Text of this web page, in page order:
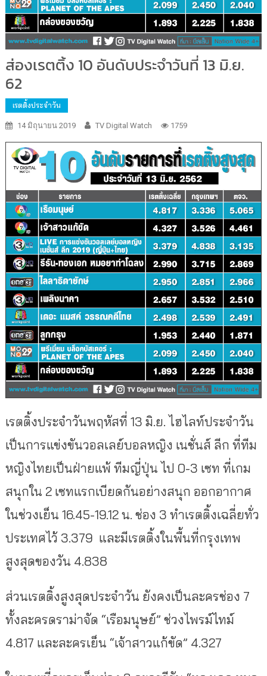
ส่องเรตติ้ง 10 อันดับประจำวันที่ 13 มิ.ย.
62
เรตติ้งประจำวัน
14 มิถุนายน 2019 TV Digital Watch 1759
เรตติ้งประจำวันพฤหัสที่ 13 มิ.ย. ไฮไลท์ประจำวัน
เป็นการแข่งขันวอลเลย์บอลหญิง เนชั่นส์ ลีก ที่ทีม
หญิงไทยเป็นฝ่ายแพ้ ทีมญี่ปุ่น ไป 0-3 เซท ที่เกม
สนุกใน 2 เซทแรกเบียดกันอย่างสนุก ออกอากาศ
ในช่วงเย็น 16.45-19.12 น. ช่อง 3 ทำเรตติ้งเฉลี่ยทั่ว
ประเทศไว้ 3.379 และมีเรตติ้งในพื้นที่กรุงเทพ
สูงสุดของวัน 4.838
ส่วนเรตติ้งสูงสุดประจำวัน ยังคงเป็นละครช่อง 7
ทั้งละครดราม่าจัด “เรือมนุษย์” ช่วงไพรม์ไทม์
4.817 และละครเย็น “เจ้าสาวแก้ขัด” 4.327